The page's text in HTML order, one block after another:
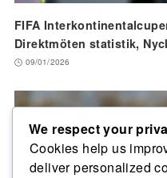
FIFA
Direktmöten statistik,
09/01/2026
We respect your
Cookies help us
deliver personalized